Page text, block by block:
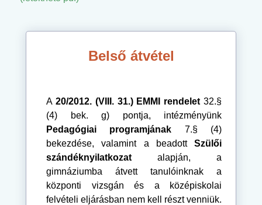
Belső átvétel
A 20/2012. (VIII. 31.) EMMI rendelet 32.§
(4) bek. g) pontja, intézményünk
Pedagógiai programjának 7.§ (4)
bekezdése, valamint a beadott Szülői
szándéknyilatkozat alapján, a
gimnáziumba átvett tanulóinknak a
központi vizsgán és a középiskolai
felvételi eljárásban nem kell részt venniük.